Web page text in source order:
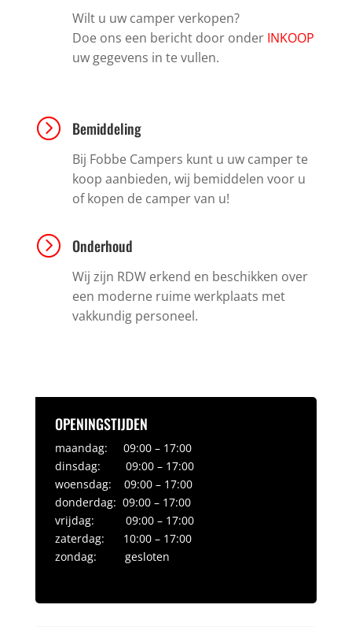
Wilt u uw camper verkopen?
Doe ons een bericht door onder INKOOP
uw gegevens in te vullen.
= Bemiddeling
Bij Fobbe Campers kunt u uw camper te
koop aanbieden, wij bemiddelen voor u
of kopen de camper van u!
= Onderhoud
Wij zijn RDW erkend en beschikken over
een moderne ruime werkplaats met
vakkundig personeel.
OPENINGSTIJDEN
maandag: 09:00 – 17:00
dinsdag: 09:00 – 17:00
woensdag: 09:00 – 17:00
donderdag: 09:00 – 17:00
vrijdag: 09:00 – 17:00
zaterdag: 10:00 – 17:00
zondag: gesloten